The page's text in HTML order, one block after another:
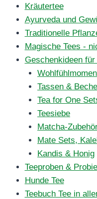
Kräutertee
Ayurveda und
Traditionelle
Magische Tees -
Geschenkideen für
Tassen &
Tea for One
Teesiebe
Matcha-
Mate Sets,
Kandis & Honig
Teeproben &
Hunde Tee
Teebuch Tee in